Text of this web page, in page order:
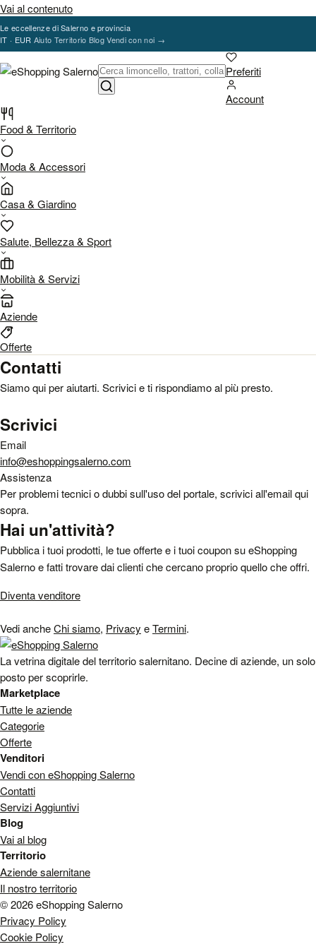
Vai al contenuto
Le eccellenze di Salerno e provincia
IT · EUR Aiuto Territorio BlogVendi con noi →
Preferiti
Account
Food & Territorio
Moda & Accessori
Casa & Giardino
Salute, Bellezza & Sport
Mobilità & Servizi
Aziende
Offerte
Contatti
Siamo qui per aiutarti. Scrivici e ti rispondiamo al più presto.
Scrivici
Email
info@eshoppingsalerno.com
Assistenza
Per problemi tecnici o dubbi sull'uso del portale, scrivici all'email qui
sopra.
Hai un'attività?
Pubblica i tuoi prodotti, le tue offerte e i tuoi coupon su eShopping
Salerno e fatti trovare dai clienti che cercano proprio quello che offri.
Diventa venditore
Vedi ancheChi siamo, Privacy eTermini.
La vetrina digitale del territorio salernitano. Decine di aziende, un solo
posto per scoprirle.
Marketplace
Tutte le aziende
Categorie
Offerte
Venditori
Vendi con eShopping Salerno
Contatti
Servizi Aggiuntivi
Blog
Vai al blog
Territorio
Aziende salernitane
Il nostro territorio
© 2026 eShopping Salerno
Privacy Policy
Cookie Policy